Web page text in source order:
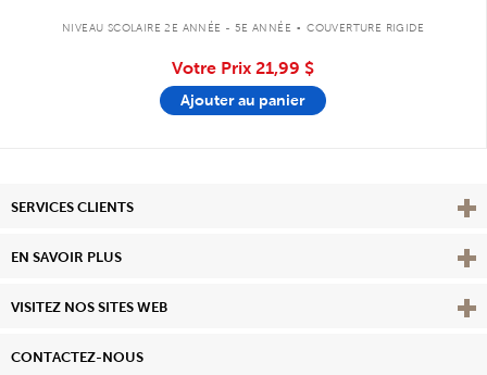
NIVEAU SCOLAIRE 2E ANNÉE - 5E ANNÉE . COUVERTURE RIGIDE
Votre Prix 21,99 $
Ajouter au panier
SERVICES CLIENTS
EN SAVOIR PLUS View
VISITEZ NOS SITES WEB
CONTACTEZ-NOUS